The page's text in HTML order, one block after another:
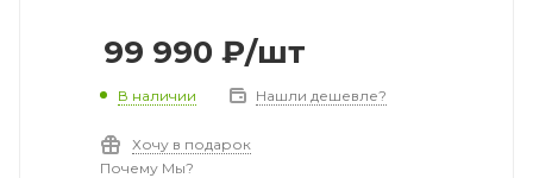
99 990 ₽/шт
В наличии Нашли дешевле?
Хочу в подарок
Почему Мы?